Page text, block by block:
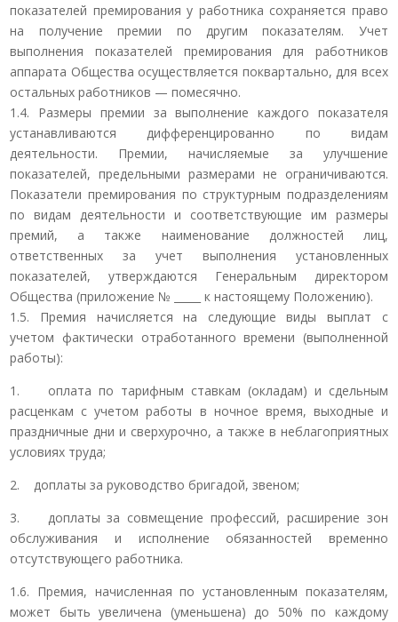
показателей премирования у работника сохраняется право
на получение премии по другим показателям. Учет
выполнения показателей премирования для работников
аппарата Общества осуществляется поквартально, для всех
остальных работников — помесячно.
1.4. Размеры премии за выполнение каждого показателя
устанавливаются дифференцированно по видам
деятельности. Премии, начисляемые за улучшение
показателей, предельными размерами не ограничиваются.
Показатели премирования по структурным подразделениям
по видам деятельности и соответствующие им размеры
премий, а также наименование должностей лиц,
ответственных за учет выполнения установленных
показателей, утверждаются Генеральным директором
Общества (приложение № _____ к настоящему Положению).
1.5. Премия начисляется на следующие виды выплат с
учетом фактически отработанного времени (выполненной
работы):
1. оплата по тарифным ставкам (окладам) и сдельным
расценкам с учетом работы в ночное время, выходные и
праздничные дни и сверхурочно, а также в неблагоприятных
условиях труда;
2. доплаты за руководство бригадой, звеном;
3. доплаты за совмещение профессий, расширение зон
обслуживания и исполнение обязанностей временно
отсутствующего работника.
1.6. Премия, начисленная по установленным показателям,
может быть увеличена (уменьшена) до 50% по каждому